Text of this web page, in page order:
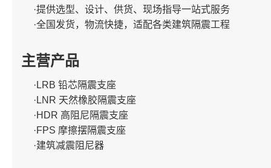
·提供选型、设计、供货、现场指导一站式服务
·全国发货，物流快捷，适配各类建筑隔震工程
主营产品
·LRB 铅芯隔震支座
·LNR 天然橡胶隔震支座
·HDR 高阻尼隔震支座
·FPS 摩擦摆隔震支座
·建筑减震阻尼器